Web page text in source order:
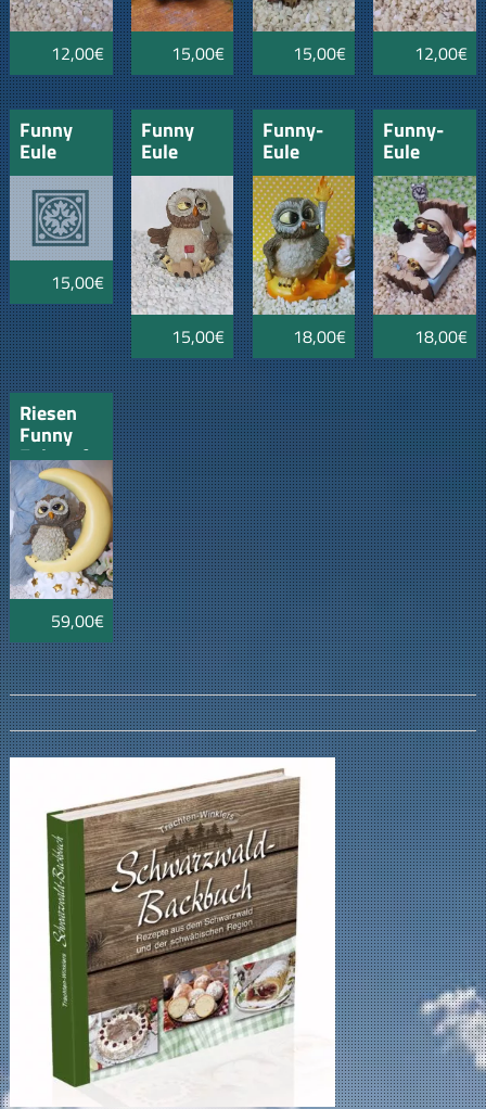
12,00€ 15,00€ 15,00€ 12,00€
Funny
Eule
"Tourist"
15,00€
Funny
Eule
"Urlauber"
15,00€
Funny-
Eule
"Feuer
des
Lebens"
18,00€
Funny-
Eule
18,00€
Riesen
Funny
Eule auf
Mond
59,00€